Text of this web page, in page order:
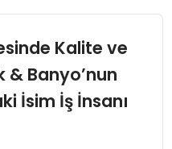
Kalite ve
& Banyo’nun
İsim İş İnsanı